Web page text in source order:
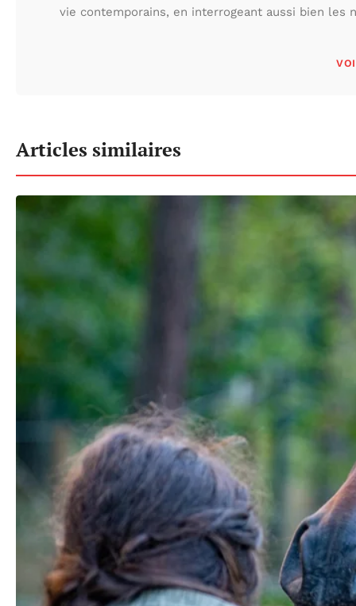
vie contemporains, en interrogeant aussi bien
Articles similaires